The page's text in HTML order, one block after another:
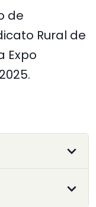
de
Rural de
Expo